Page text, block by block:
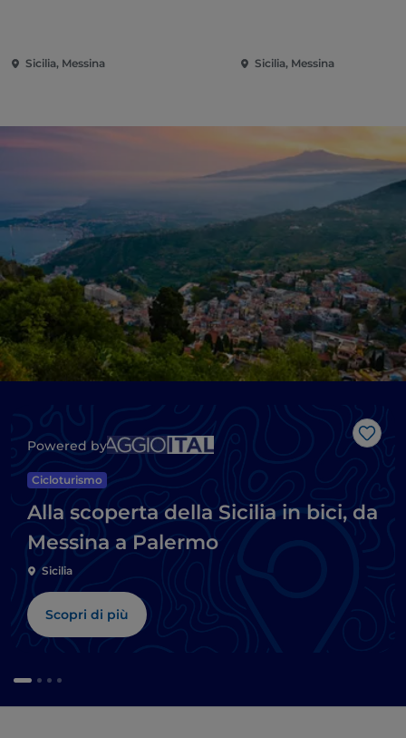
Sicilia, Messina Sicilia, Messina
Like
Powered by
Cicloturismo
Alla scoperta della Sicilia in bici, da
Messina a Palermo
Sicilia
Scopri di più